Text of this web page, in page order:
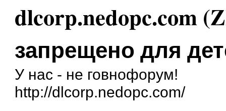
dlcorp.nedopc.com
запрещено для
У нас - не говнофорум!
http://dlcorp.nedopc.com/